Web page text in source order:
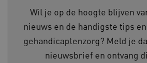
Wil je op de hoogte blijven
nieuws en de handigste tips
gehandicaptenzorg? Meld je
nieuwsbrief en ontvang